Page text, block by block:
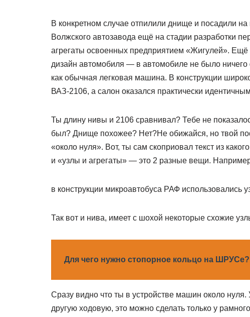
В конкретном случае отпилили днище и посадили
Волжского автозавода ещё на стадии разработки
агрегаты освоенных предприятием «Жигулей».
дизайн автомобиля — в автомобиле не было
как обычная легковая машина. В конструкции
ВАЗ-2106, а салон оказался практически
Ты длину нивы и 2106 сравнивал? Тебе не
был? Днище похожее? Нет?Не обижайся, но твой
«около нуля». Вот, ты сам скоприовал текст из
и «узлы и агрегаты» — это 2 разные вещи.
в конструкции микроавтобуса РАФ использовались
Так вот и нива, имеет с шохой некоторые схожие
Для чего нужно стопорное кольцо на ШРУСе?
Сразу видно что ты в устройстве машин около нуля.
другую ходовую, это можно сделать только у